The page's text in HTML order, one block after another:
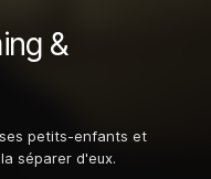
&
petits-enfants et
séparer d'eux.